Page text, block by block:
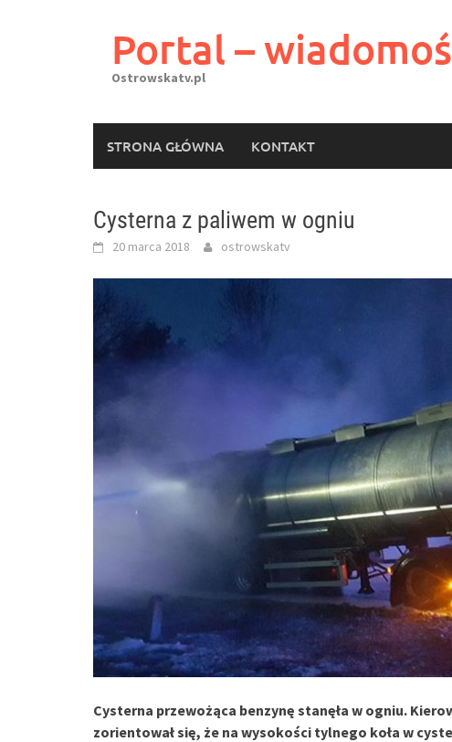
Portal –
Ostrowskatv.pl
STRONA GŁÓWNA KONTAKT
Cysterna z paliwem w ogniu
20 marca 2018 ostrowskatv
Cysterna przewożąca benzynę stanęła w ogniu.
zorientował się, że na wysokości tylnego koła w